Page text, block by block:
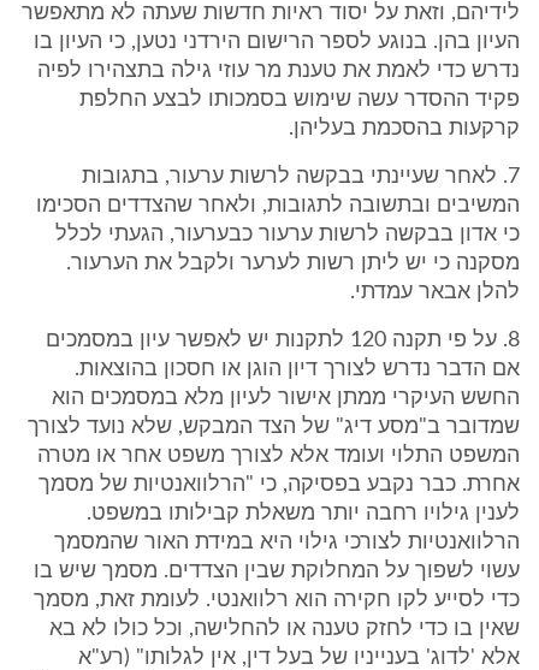
לידיהם, וזאת על יסוד ראיות חדשות שעתה לא מתאפשר
העיון בהן. בנוגע לספר הרישום הירדני נטען, כי העיון בו
נדרש כדי לאמת את טענת מר עוזי גילה בתצהירו לפיה
פקיד ההסדר עשה שימוש בסמכותו לבצע החלפת
קרקעות בהסכמת בעליהן.
7. לאחר שעיינתי בבקשה לרשות ערעור, בתגובות
המשיבים ובתשובה לתגובות, ולאחר שהצדדים הסכימו
כי אדון בבקשה לרשות ערעור כבערעור, הגעתי לכלל
מסקנה כי יש ליתן רשות לערער ולקבל את הערעור.
להלן אבאר עמדתי.
8. על פי תקנה 120 לתקנות יש לאפשר עיון במסמכים
אם הדבר נדרש לצורך דיון הוגן או חסכון בהוצאות.
החשש העיקרי ממתן אישור לעיון מלא במסמכים הוא
שמדובר ב"מסע דיג" של הצד המבקש, שלא נועד לצורך
המשפט התלוי ועומד אלא לצורך משפט אחר או מטרה
אחרת. כבר נקבע בפסיקה, כי "הרלוואנטיות של מסמך
לענין גילויו רחבה יותר משאלת קבילותו במשפט.
הרלוואנטיות לצורכי גילוי היא במידת האור שהמסמך
עשוי לשפוך על המחלוקת שבין הצדדים. מסמך שיש בו
כדי לסייע לקו חקירה הוא רלוואנטי. לעומת זאת, מסמך
שאין בו כדי לחזק טענה או להחלישה, וכל כולו לא בא
אלא 'לדוג' בענייניו של בעל דין, אין לגלותו" (רע"א